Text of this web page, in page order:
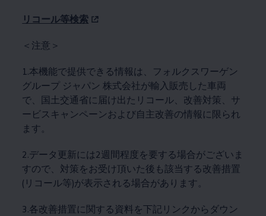
リコール等検索
＜注意＞
1.本機能で提供できる情報は、フォルクスワーゲン
グループ ジャパン 株式会社が輸入販売した車両
で、国土交通省に届け出たリコール、改善対策、サ
ービスキャンペーンおよび自主改善の情報に限られ
ます。
2.データ更新には2週間程度を要する場合がございま
すので、対策をお受け頂いた後も該当する改善措置
(リコール等)が表示される場合があります。
3.各改善措置に関する資料を下記リンクからダウン